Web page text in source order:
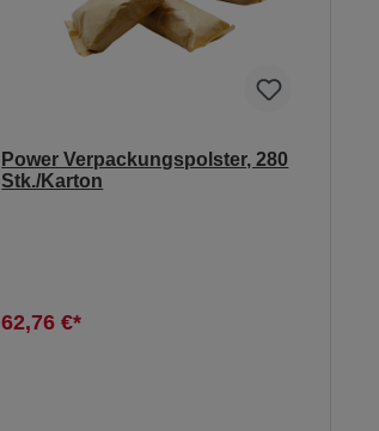
Power Verpackungspolster, 280
Stk./Karton
62,76 €*